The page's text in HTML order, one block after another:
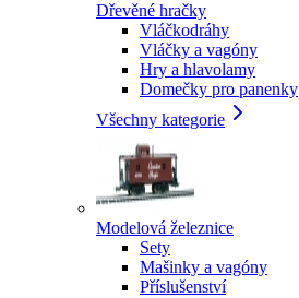
Dřevěné hračky
Vláčkodráhy
Vláčky a vagóny
Hry a hlavolamy
Domečky pro panenky
Všechny kategorie
Modelová železnice
Sety
Mašinky a vagóny
Příslušenství